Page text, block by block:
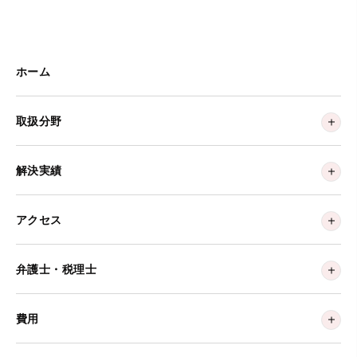
ホーム
取扱分野
解決実績
アクセス
弁護士・税理士
費用